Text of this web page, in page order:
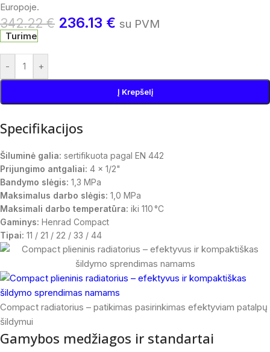
Europoje.
342.22€ 236.13 € su PVM
Turime
- +
Į Krepšelį
Specifikacijos
Šiluminė galia: sertifikuota pagal EN 442
Prijungimo antgaliai: 4 x 1/2"
Bandymo slėgis: 1,3 MPa
Maksimalus darbo slėgis: 1,0 MPa
Maksimali darbo temperatūra: iki 110 °C
Gaminys: Henrad Compact
Tipai: 11 / 21 / 22 / 33 / 44
Compact radiatorius – patikimas pasirinkimas efektyviam patalpų
šildymui
Gamybos medžiagos ir standartai